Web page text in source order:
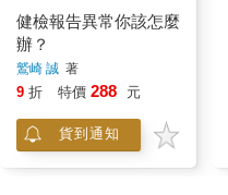
健檢報告異常你該怎麼
辦？
鷲崎 誠 著
9 折 特價 288 元
貨到通知